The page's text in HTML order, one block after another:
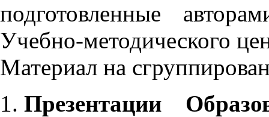
подготовленные
Учебно-методического
Материал на
Презентации